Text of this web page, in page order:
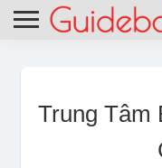
Trung Tâm